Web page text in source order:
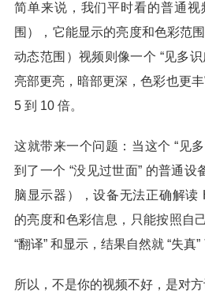
简单来说，我们平时看的普通
围），它能显示的亮度和色彩范
动态范围）视频则像一个 “见多
亮部更亮，暗部更深，色彩也更
5 到 10 倍。
这就带来一个问题：当这个 “见
到了一个 “没见过世面” 的普通
脑显示器），设备无法正确解读
的亮度和色彩信息，只能按照自
“翻译” 和显示，结果自然就 “失真”
所以，不是你的视频不好，是对方